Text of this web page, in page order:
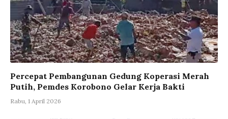
Percepat Pembangunan Gedung Koperasi Merah
Putih, Pemdes Korobono Gelar Kerja Bakti
Rabu, 1 April 2026